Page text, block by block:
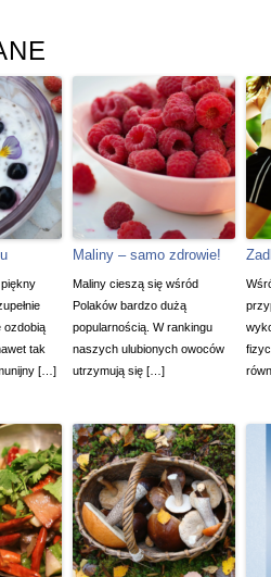
ozdobią
tak
[…]
Maliny – samo zdrowie!
Maliny cieszą się wśród
Polaków bardzo dużą
popularnością. W rankingu
naszych ulubionych owoców
utrzymują się […]